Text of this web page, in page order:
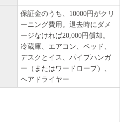
保証金のうち、10000円がクリ
ーニング費用。退去時にダメ
ージなければ20,000円償却。
冷蔵庫、エアコン、ベッド、
デスクとイス、パイプハンガ
ー（またはワードロープ）、
ヘアドライヤー